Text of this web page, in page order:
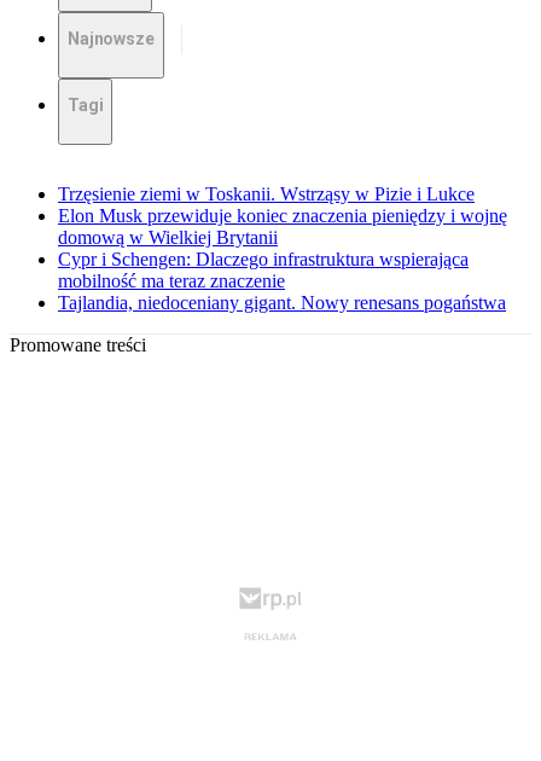
Najnowsze
Tagi
Trzęsienie ziemi w Toskanii. Wstrząsy w Pizie i Lukce
Elon Musk przewiduje koniec znaczenia pieniędzy i wojnę
domową w Wielkiej Brytanii
Cypr i Schengen: Dlaczego infrastruktura wspierająca
mobilność ma teraz znaczenie
Tajlandia, niedoceniany gigant. Nowy renesans pogaństwa
Promowane treści